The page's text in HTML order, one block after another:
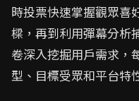
時投票快速掌握觀眾喜
樑，再到利用彈幕分析
卷深入挖掘用戶需求，
型、目標受眾和平台特